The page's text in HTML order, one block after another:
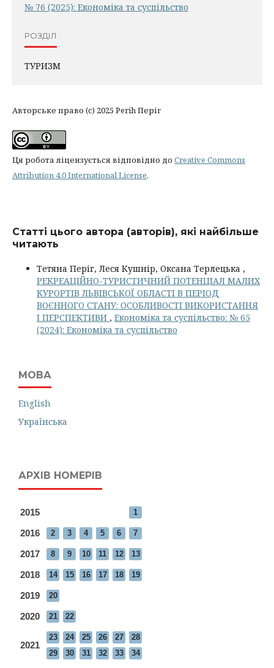
№ 76 (2025): Економіка та суспільство
РОЗДІЛ
ТУРИЗМ
Авторське право (c) 2025 Perih Періг
Ця робота ліцензується відповідно до Creative Commons
Attribution 4.0 International License.
Статті цього автора (авторів), які найбільше
читають
Тетяна Періг, Леся Кушнір, Оксана Терлецька ,
РЕКРЕАЦІЙНО-ТУРИСТИЧНИЙ ПОТЕНЦІАЛ МАЛИХ
КУРОРТІВ ЛЬВІВСЬКОЇ ОБЛАСТІ В ПЕРІОД
ВОЄННОГО СТАНУ: ОСОБЛИВОСТІ ВИКОРИСТАННЯ
І ПЕРСПЕКТИВИ , Економіка та суспільство: № 65
(2024): Економіка та суспільство
МОВА
English
Українська
АРХІВ НОМЕРІВ
2015 1
2016 2 3 4 5 6 7
2017 8 9 10 11 12 13
2018 14 15 16 17 18 19
2019 20
2020 21 22
2021
23 24 25 26 27
28
29
30 31 32 33 34